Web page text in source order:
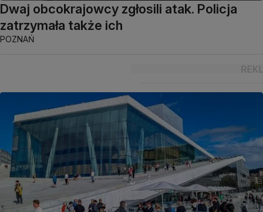
Dwaj obcokrajowcy zgłosili atak. Policja
zatrzymała także ich
POZNAŃ